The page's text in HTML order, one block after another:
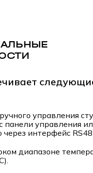
управления
панели управления
через интерфейс
диапазоне